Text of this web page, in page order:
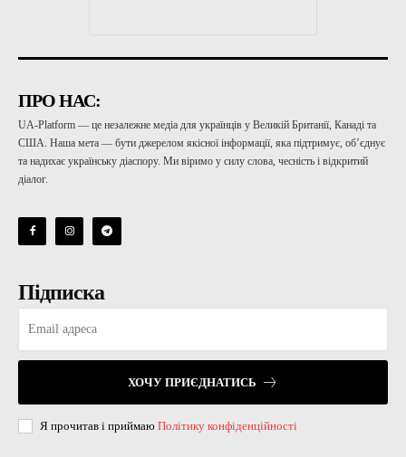
ПРО НАС:
UA-Platform — це незалежне медіа для українців у Великій Британії, Канаді та
США. Наша мета — бути джерелом якісної інформації, яка підтримує, об’єднує
та надихає українську діаспору. Ми віримо у силу слова, чесність і відкритий
діалог.
Підписка
ХОЧУ ПРИЄДНАТИСЬ
Я прочитав і приймаю Політику конфіденційності